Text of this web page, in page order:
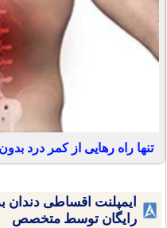
تنها راه رهایی از کمر درد
ایمپلنت اقساطی دندان
رایگان توسط متخصص